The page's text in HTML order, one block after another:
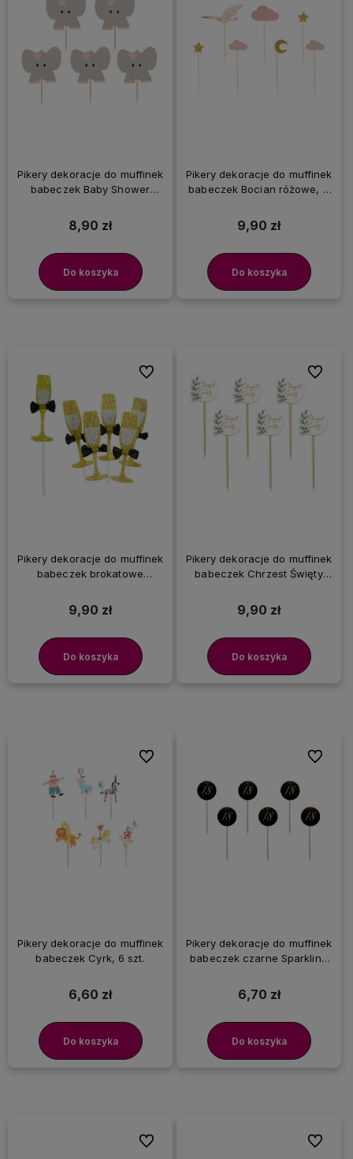
Pikery dekoracje do muffinek
babeczek Baby Shower
8,90 zł
Do koszyka
Pikery dekoracje do muffinek
babeczek Bocian różowe, 7
9,90 zł
Do koszyka
Pikery dekoracje do muffinek
babeczek brokatowe
9,90 zł
Do koszyka
Do ulubionych
Pikery dekoracje do muffinek
babeczek Chrzest Święty
9,90 zł
Do koszyka
Do
Pikery dekoracje do muffinek
babeczek Cyrk, 6 szt.
6,60 zł
Do koszyka
Do ulubionych
Pikery dekoracje do muffinek
babeczek czarne Sparkling
6,70 zł
Do koszyka
Do
Do ulubionych Do